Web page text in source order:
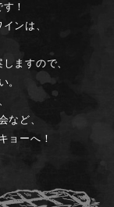
！
ンは、
ますので、
。
など、
ョーへ！